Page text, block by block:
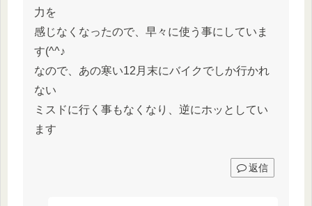
力を
感じなくなったので、早々に使う事にしていま
す(^^♪
なので、あの寒い12月末にバイクでしか行かれ
ない
ミスドに行く事もなくなり、逆にホッとしてい
ます
返信